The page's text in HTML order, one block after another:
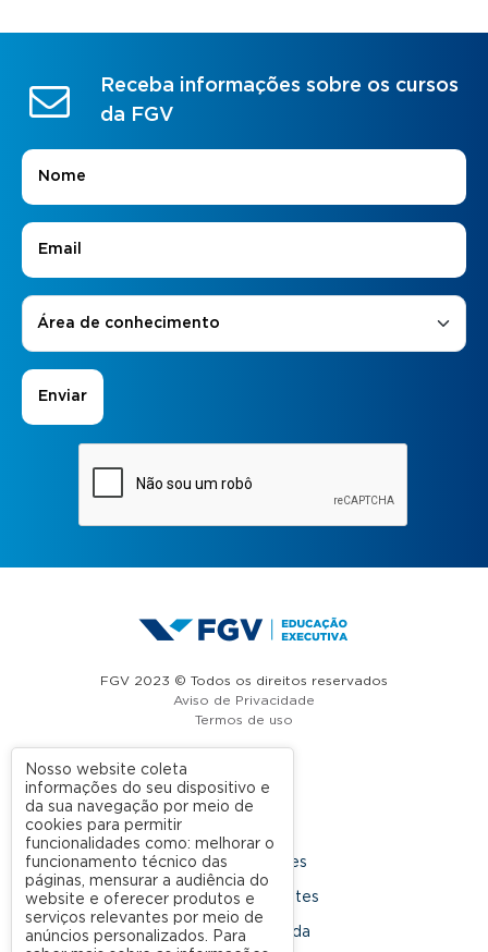
Receba informações sobre os cursos
da FGV
Nome
E-mail
Áreas de Interesse
Área de conhecimento
FGV 2023 © Todos os direitos reservados
Aviso de Privacidade
Termos de uso
A FGV
Nossas Unidades
Dúvidas Frequentes
Rede Conveniada
Nosso website coleta
informações do seu dispositivo e
da sua navegação por meio de
cookies para permitir
funcionalidades como: melhorar o
funcionamento técnico das
páginas, mensurar a audiência do
website e oferecer produtos e
serviços relevantes por meio de
anúncios personalizados. Para